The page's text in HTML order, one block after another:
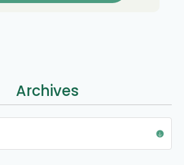
Archives